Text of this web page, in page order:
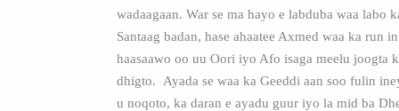
wadaagaan. War se ma hayo e labduba waa labo
Santaag badan, hase ahaatee Axmed waa ka run
haasaawo oo uu Oori iyo Afo isaga meelu joogta
dhigto. Ayada se waa ka Geeddi aan soo fulin
u noqoto, ka daran e ayadu guur iyo la mid ba